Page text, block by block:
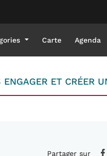
Carte Agenda
ET CRÉER
Partager sur